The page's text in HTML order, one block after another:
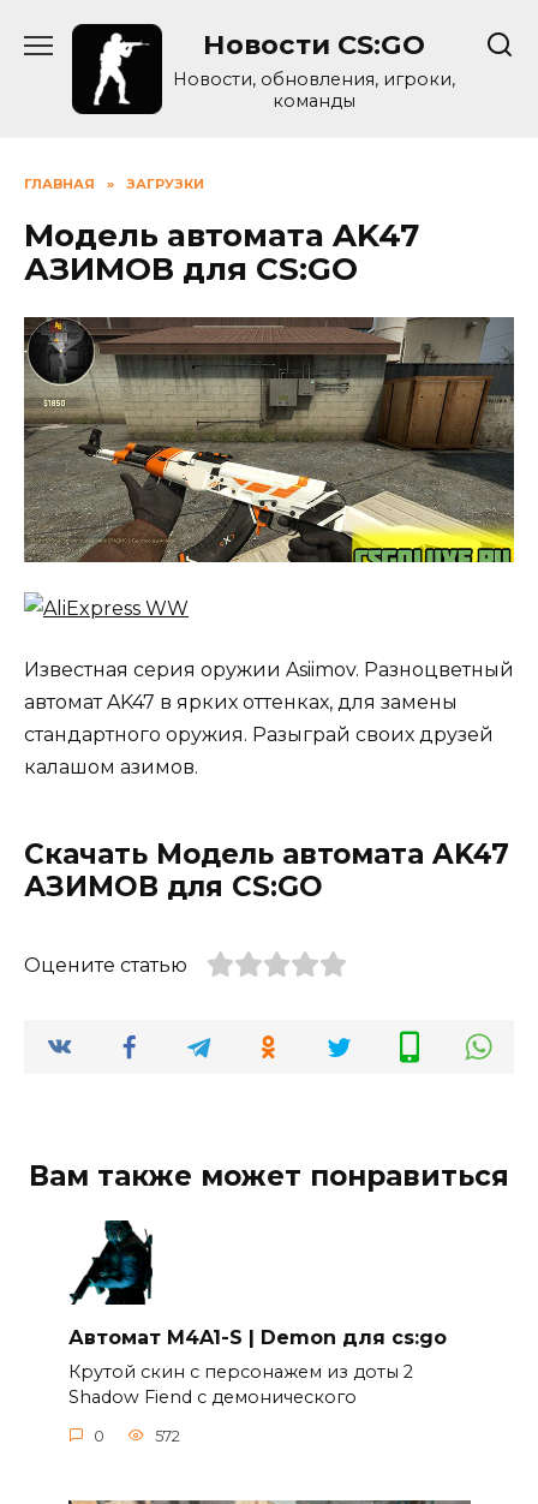
Новости CS:GO
Новости, обновления, игроки,
команды
ГЛАВНАЯ » ЗАГРУЗКИ
Модель автомата AK47
АЗИМОВ для CS:GO
Известная серия оружии Asiimov. Разноцветный
автомат AK47 в ярких оттенках, для замены
стандартного оружия. Разыграй своих друзей
калашом азимов.
Скачать Модель автомата AK47
АЗИМОВ для CS:GO
Оцените статью
Вам также может понравиться
Автомат M4A1-S | Demon для cs:go
Крутой скин c персонажем из доты 2
Shadow Fiend c демонического
0 572